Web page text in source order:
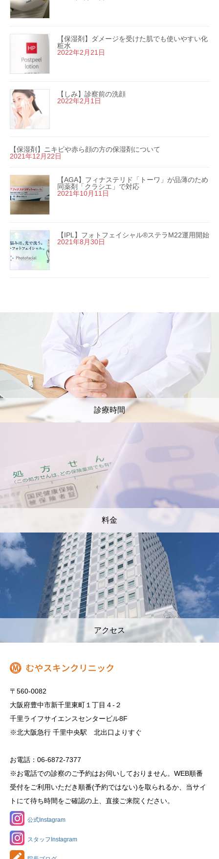
【保湿剤】ダメージを受けた肌でも使いやすい化
粧水
2022年2月21日
【しみ】診察前の洗顔
2022年2月1日
【保湿剤】ニキビや赤ら顔の方の保湿剤について
2021年12月22日
【AGA】フィナステリド「トーワ」が品薄のため
同薬剤「クラシエ」で対応
2021年10月11日
【IPL】フォトフェイシャル®ステラM22運用開始
2021年8月30日
診療時間
料金
アクセス
〒560-0082
大阪府豊中市新千里東町１丁目４‐２
千里ライフサイエンスセンタービル8F
※北大阪急行 千里中央駅 北出口よりすぐ
お電話：06-6872-7377
※お電話での診察のご予約はお伺いしておりません。WEB順番
受付をご利用いただき順番(予約ではない)を取られるか、当サイ
トにて待ち時間をご確認の上、直接ご来院ください。
公式Instagram
スタッフInstagram